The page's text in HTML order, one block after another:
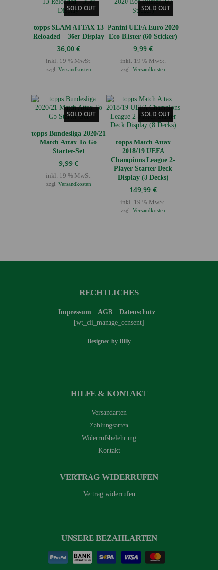
SOLD OUT
topps SLAM ATTAX 13
Reloaded – 36er Display
36,00 €
inkl. 19 % MwSt.
zzgl. Versandkosten
SOLD OUT
Panini UEFA Euro 2020
Eco Blister (60 Sticker)
9,99€
inkl. 19 % MwSt.
zzgl. Versandkosten
SOLD OUT
topps Bundesliga 2020/21
Match Attax To Go
Starter-Set
9,99 €
inkl. 19 % MwSt.
zzgl. Versandkosten
SOLD OUT
topps Match Attax
2018/19 UEFA
Champions League 2-
Player Starter Deck
Display (8 Decks)
149,99€
inkl. 19 % MwSt.
zzgl.Versandkosten
RECHTLICHES
Impressum AGB
Datenschutz
[wt_cli_manage_consent]
Designed by Dilly
HILFE & KONTAKT
Versandarten
Zahlungsarten
Widerrufsbelehrung
Kontakt
VERTRAG WIDERRUFEN
Vertrag widerrufen
UNSERE BEZAHLARTEN